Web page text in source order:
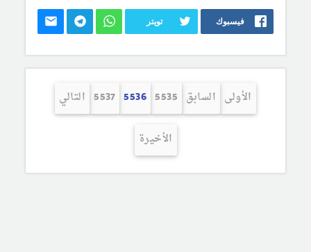
فيسبوك تويتر
الأولى السابق 5535
5536
5537 التالي
الأخيرة